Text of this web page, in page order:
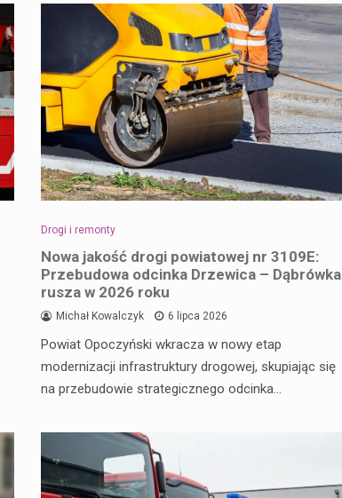
Drogi i remonty
Nowa jakość drogi powiatowej nr 3109E:
Przebudowa odcinka Drzewica – Dąbrówka
rusza w 2026 roku
Michał Kowalczyk 6 lipca 2026
Powiat Opoczyński wkracza w nowy etap
modernizacji infrastruktury drogowej, skupiając się
na przebudowie strategicznego odcinka…